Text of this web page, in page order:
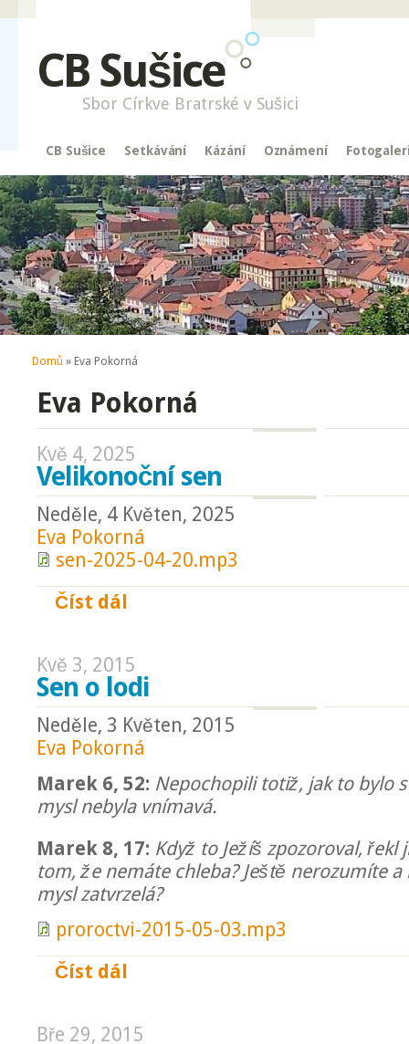
CB Sušice
Sbor Církve Bratrské v Sušici
CB Sušice Setkávání Kázání Oznámení
Jste zde
Domů » Eva Pokorná
Eva Pokorná
Kvě 4, 2025
Velikonoční sen
Neděle, 4 Květen, 2025
Eva Pokorná
sen-2025-04-20.mp3
Číst dál
Kvě 3, 2015
Sen o lodi
Neděle, 3 Květen, 2015
Eva Pokorná
Marek 6, 52: Nepochopili totiž, jak to bylo
mysl nebyla vnímavá.
Marek 8, 17: Když to Ježíš zpozoroval, řekl
tom, že nemáte chleba? Ještě nerozumíte a
mysl zatvrzelá?
proroctvi-2015-05-03.mp3
Číst dál
Bře 29, 2015